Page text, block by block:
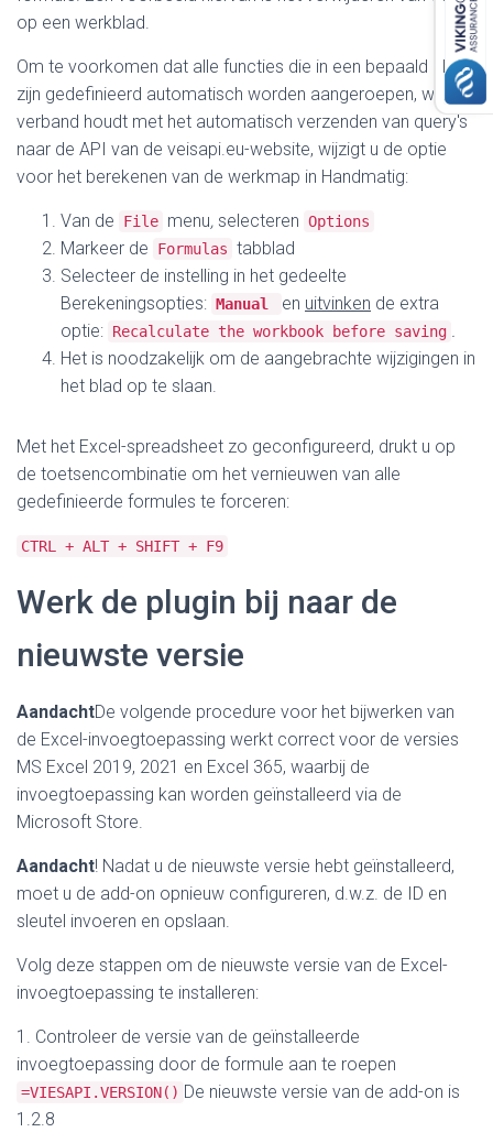
op een werkblad.
Om te voorkomen dat alle functies die in een bepaald blad
zijn gedefinieerd automatisch worden aangeroepen, wat
verband houdt met het automatisch verzenden van query's
naar de API van de veisapi.eu-website, wijzigt u de optie
voor het berekenen van de werkmap in Handmatig:
Van de File menu, selecteren Options
Markeer de Formulas tabblad
Selecteer de instelling in het gedeelte
Berekeningsopties: Manual en uitvinken de extra
optie: Recalculate the workbook before saving .
Het is noodzakelijk om de aangebrachte wijzigingen in
het blad op te slaan.
Met het Excel-spreadsheet zo geconfigureerd, drukt u op
de toetsencombinatie om het vernieuwen van alle
gedefinieerde formules te forceren:
CTRL + ALT + SHIFT + F9
Werk de plugin bij naar de
nieuwste versie
AandachtDe volgende procedure voor het bijwerken van
de Excel-invoegtoepassing werkt correct voor de versies
MS Excel 2019, 2021 en Excel 365, waarbij de
invoegtoepassing kan worden geïnstalleerd via de
Microsoft Store.
Aandacht! Nadat u de nieuwste versie hebt geïnstalleerd,
moet u de add-on opnieuw configureren, d.w.z. de ID en
sleutel invoeren en opslaan.
Volg deze stappen om de nieuwste versie van de Excel-
invoegtoepassing te installeren:
1. Controleer de versie van de geïnstalleerde
invoegtoepassing door de formule aan te roepen
=VIESAPI.VERSION() De nieuwste versie van de add-on is
1.2.8